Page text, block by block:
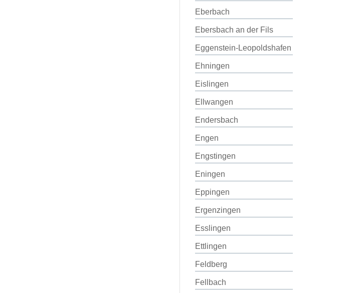
Eberbach
Ebersbach an der Fils
Eggenstein-Leopoldshafen
Ehningen
Eislingen
Ellwangen
Endersbach
Engen
Engstingen
Eningen
Eppingen
Ergenzingen
Esslingen
Ettlingen
Feldberg
Fellbach